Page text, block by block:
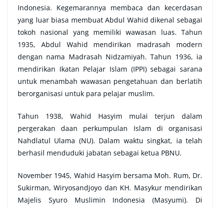
Indonesia. Kegemarannya membaca dan kecerdasan
yang luar biasa membuat Abdul Wahid dikenal sebagai
tokoh nasional yang memiliki wawasan luas. Tahun
1935, Abdul Wahid mendirikan madrasah modern
dengan nama Madrasah Nidzamiyah. Tahun 1936, ia
mendirikan Ikatan Pelajar Islam (IPPI) sebagai sarana
untuk menambah wawasan pengetahuan dan berlatih
berorganisasi untuk para pelajar muslim.
Tahun 1938, Wahid Hasyim mulai terjun dalam
pergerakan daan perkumpulan Islam di organisasi
Nahdlatul Ulama (NU). Dalam waktu singkat, ia telah
berhasil menduduki jabatan sebagai ketua PBNU.
November 1945, Wahid Hasyim bersama Moh. Rum, Dr.
Sukirman, Wiryosandjoyo dan KH. Masykur mendirikan
Majelis Syuro Muslimin Indonesia (Masyumi). Di